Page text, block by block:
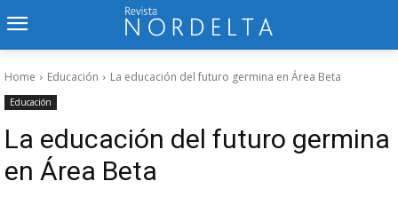
Home Educación La educación del futuro germina en Área Beta
Educación
La educación del futuro germina
en Área Beta